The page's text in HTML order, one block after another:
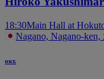
18:30Main Hall at
Nagano, Nagano-
окт.